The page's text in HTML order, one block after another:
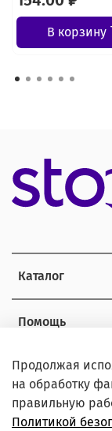
В корзину
Каталог
Помощь
Информация
Продолжая
на обработку
правильную
Политикой